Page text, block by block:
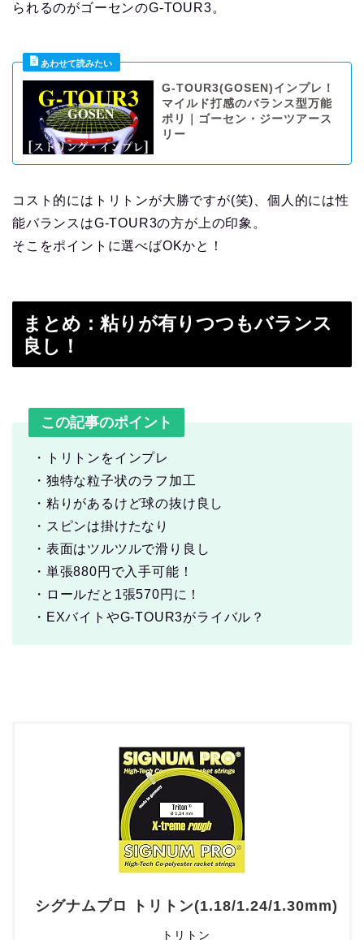
られるのがゴーセンのG-TOUR3。
G-TOUR3(GOSEN)インプレ！
マイルド打感のバランス型万能
ポリ｜ゴーセン・ジーツアース
リー
コスト的にはトリトンが大勝ですが(笑)、個人的には性
能バランスはG-TOUR3の方が上の印象。
そこをポイントに選べばOKかと！
まとめ：粘りが有りつつもバランス
良し！
この記事のポイント
・トリトンをインプレ
・独特な粒子状のラフ加工
・粘りがあるけど球の抜け良し
・スピンは掛けたなり
・表面はツルツルで滑り良し
・単張880円で入手可能！
・ロールだと1張570円に！
・EXバイトやG-TOUR3がライバル？
シグナムプロ トリトン(1.18/1.24/1.30mm)
トリトン